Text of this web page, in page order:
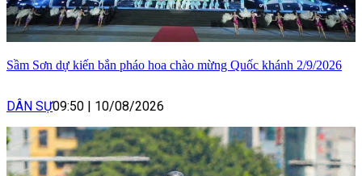
Sầm Sơn dự kiến bắn pháo hoa chào mừng Quốc khánh 2/9/2026
DÂN SỰ09:50 10/08/2026